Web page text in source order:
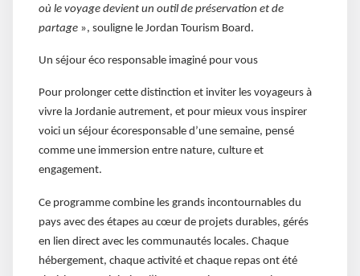
où le voyage devient un outil de préservation et de
partage », souligne le Jordan Tourism Board.
Un séjour éco responsable imaginé pour vous
Pour prolonger cette distinction et inviter les voyageurs à
vivre la Jordanie autrement, et pour mieux vous inspirer
voici un séjour écoresponsable d’une semaine, pensé
comme une immersion entre nature, culture et
engagement.
Ce programme combine les grands incontournables du
pays avec des étapes au cœur de projets durables, gérés
en lien direct avec les communautés locales. Chaque
hébergement, chaque activité et chaque repas ont été